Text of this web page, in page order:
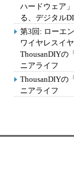
ハードウェア
る、デジタル
第3回: ローエ
ワイヤレスイ
ThousanDIYの
ニアライフ
ThousanDIYの
ニアライフ